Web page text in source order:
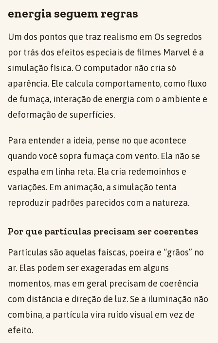
energia seguem regras
Um dos pontos que traz realismo em Os segredos
por trás dos efeitos especiais de filmes Marvel é a
simulação física. O computador não cria só
aparência. Ele calcula comportamento, como fluxo
de fumaça, interação de energia com o ambiente e
deformação de superfícies.
Para entender a ideia, pense no que acontece
quando você sopra fumaça com vento. Ela não se
espalha em linha reta. Ela cria redemoinhos e
variações. Em animação, a simulação tenta
reproduzir padrões parecidos com a natureza.
Por que partículas precisam ser coerentes
Partículas são aquelas faíscas, poeira e “grãos” no
ar. Elas podem ser exageradas em alguns
momentos, mas em geral precisam de coerência
com distância e direção de luz. Se a iluminação não
combina, a partícula vira ruído visual em vez de
efeito.